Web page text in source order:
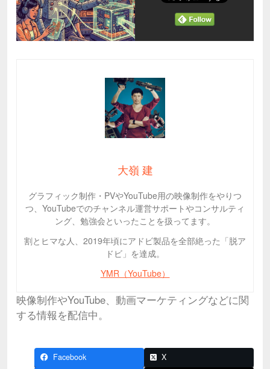
大嶺 建
グラフィック制作・PVやYouTube用の映像制作をやりつ
つ、YouTubeでのチャンネル運営サポートやコンサルティ
ング、勉強会といったことを扱ってます。
割とヒマな人、2019年頃にアドビ製品を全部絶った「脱ア
ドビ」を達成。
YMR（YouTube）
映像制作やYouTube、動画マーケティングなどに関
する情報を配信中。
Facebook
X